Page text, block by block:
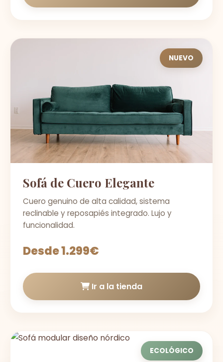
NUEVO
Sofá de Cuero Elegante
Cuero genuino de alta calidad, sistema
reclinable y reposapiés integrado. Lujo y
funcionalidad.
Desde 1.299€
Ir a la tienda
ECOLÓGICO